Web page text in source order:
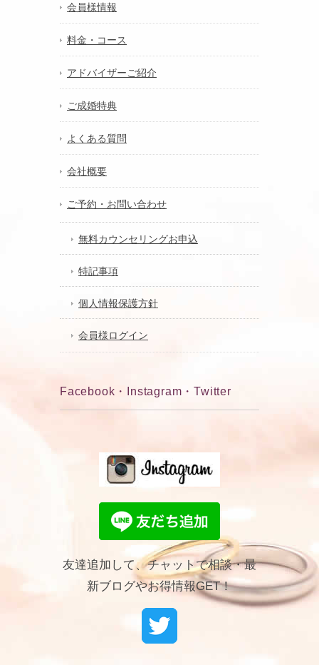
会員様情報
料金・コース
アドバイザーご紹介
ご成婚特典
よくある質問
会社概要
ご予約・お問い合わせ
無料カウンセリングお申込
特記事項
個人情報保護方針
会員様ログイン
Facebook・Instagram・Twitter
友達追加して、チャットで相談・最
新ブログやお得情報GET！